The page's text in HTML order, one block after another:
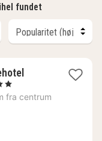
fundet
fra centrum